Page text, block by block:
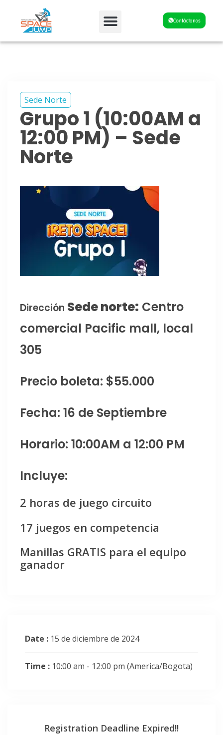
Contáctanos
Sede Norte
Grupo 1 (10:00AM a
12:00 PM) – Sede
Norte
Dirección Sede norte: Centro
comercial Pacific mall, local
305
Precio boleta: $55.000
Fecha: 16 de Septiembre
Horario: 10:00AM a 12:00 PM
Incluye:
2 horas de juego circuito
17 juegos en competencia
Manillas GRATIS para el equipo
ganador
Date : 15 de diciembre de 2024
Time : 10:00 am - 12:00 pm (America/Bogota)
Registration Deadline Expired!!